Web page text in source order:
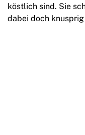
köstlich sind. Sie
dabei doch